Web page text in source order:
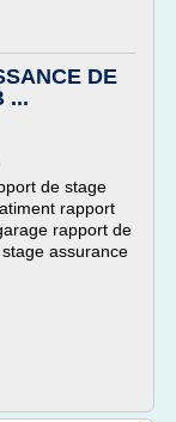
DE
...
de stage
rapport
rapport de
assurance